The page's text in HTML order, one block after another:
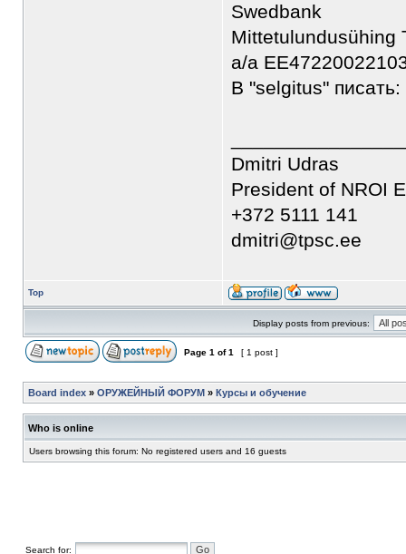
Swedbank
Mittetulundusühing
a/a
В "selgitus"
Dmitri Udras
President of NROI
+372 5111 141
dmitri@tpsc.ee
Top
Display posts from previous:
Page 1 of1 [ 1 post ]
Board index » ОРУЖЕЙНЫЙ ФОРУМ » Курсы и обучение
Who is online
Users browsing this forum: No registered users and 16 guests
Search for: